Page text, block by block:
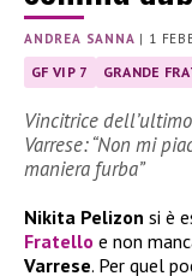
ANDREA SANNA | 1
GF VIP 7 GRANDE
Vincitrice
Varrese: “Non mi
maniera furba”
Nikita Pelizon si è
Fratello e non
Varrese. Per quel